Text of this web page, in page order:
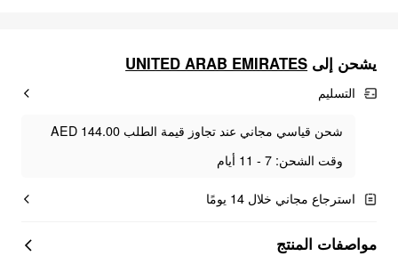
يشحن إلى UNITED ARAB EMIRATES
التسليم
شحن قياسي مجاني عند تجاوز قيمة الطلب AED 144.00
وقت الشحن: 7 - 11 أيام
استرجاع مجاني خلال 14 يومًا
مواصفات المنتج